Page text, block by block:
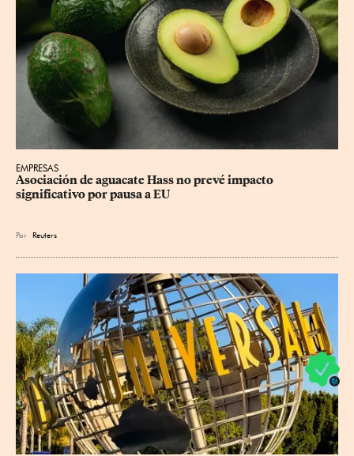
EMPRESAS
Asociación de aguacate Hass no prevé impacto
significativo por pausa a EU
Por Reuters